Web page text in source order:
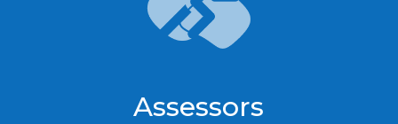
Assessors